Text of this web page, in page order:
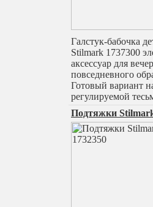
Галстук-бабочка
Stilmark 1737300
аксессуар для
повседневного
Готовый вариант
регулируемой
Подтяжки